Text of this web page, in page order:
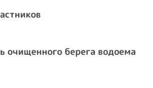
очищенного берега водоема